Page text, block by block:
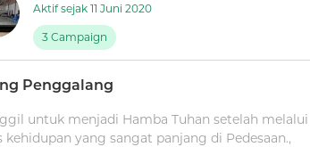
Aktif sejak 11 Juni 2020
3 Campaign
Penggalang
untuk menjadi Hamba Tuhan setelah melalui
kehidupan yang sangat panjang di Pedesaan.,